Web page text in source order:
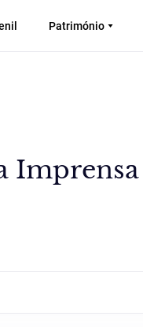
Património
Imprensa